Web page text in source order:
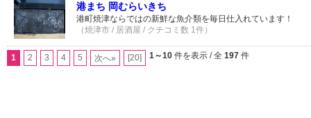
港まち 岡むらいきち
港町焼津ならではの新鮮な魚介類を毎日仕入れています！
（焼津市 / 居酒屋 / クチコミ数 1件）
1 2 3 4 5 次へ» [20] 1～10 件を表示 / 全 197 件